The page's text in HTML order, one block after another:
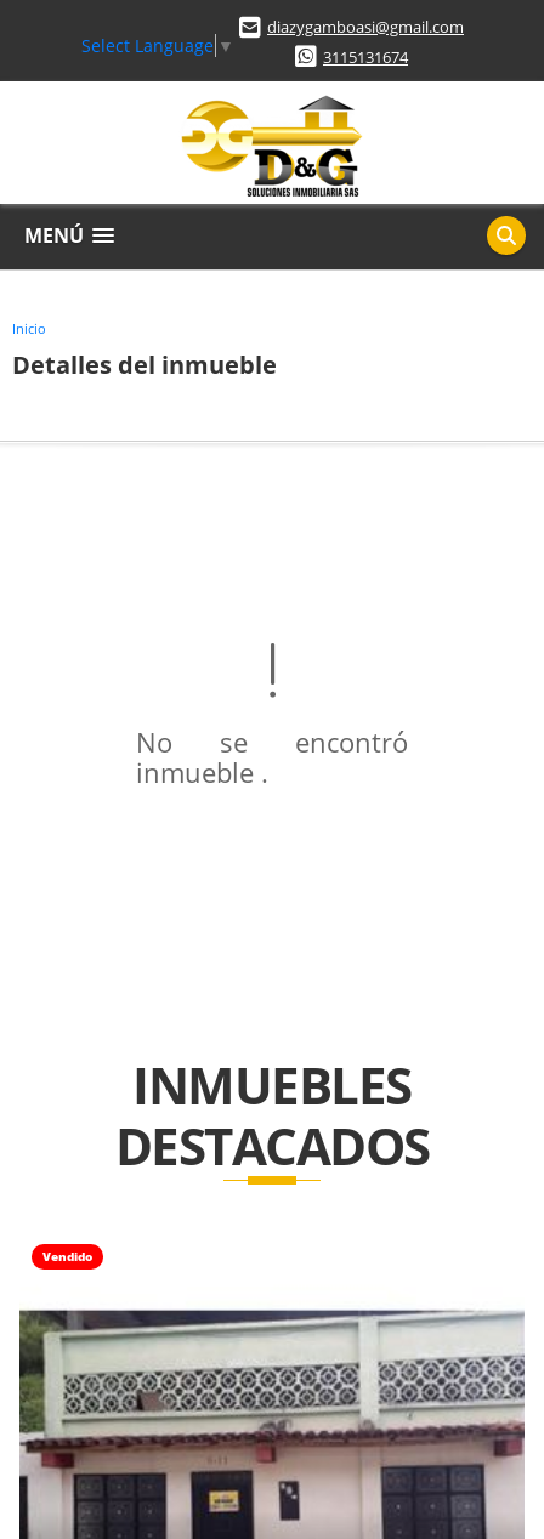
Select Language ▼
diazygamboasi@gmail.com
3115131674
MENÚ
Inicio
Detalles del inmueble
No se encontró
inmueble .
INMUEBLES
DESTACADOS
Vendido